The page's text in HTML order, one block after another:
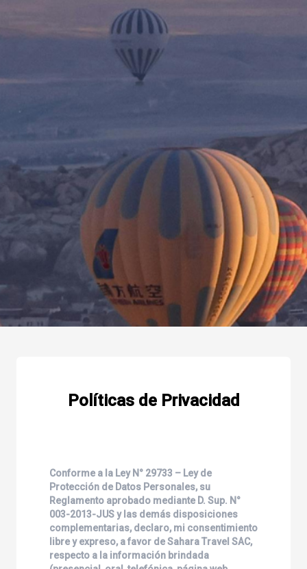
Políticas de Privacidad
Conforme a la Ley N° 29733 – Ley de
Protección de Datos Personales, su
Reglamento aprobado mediante D. Sup. N°
003-2013-JUS y las demás disposiciones
complementarias, declaro, mi consentimiento
libre y expreso, a favor deSahara Travel SAC,
respecto a la información brindada